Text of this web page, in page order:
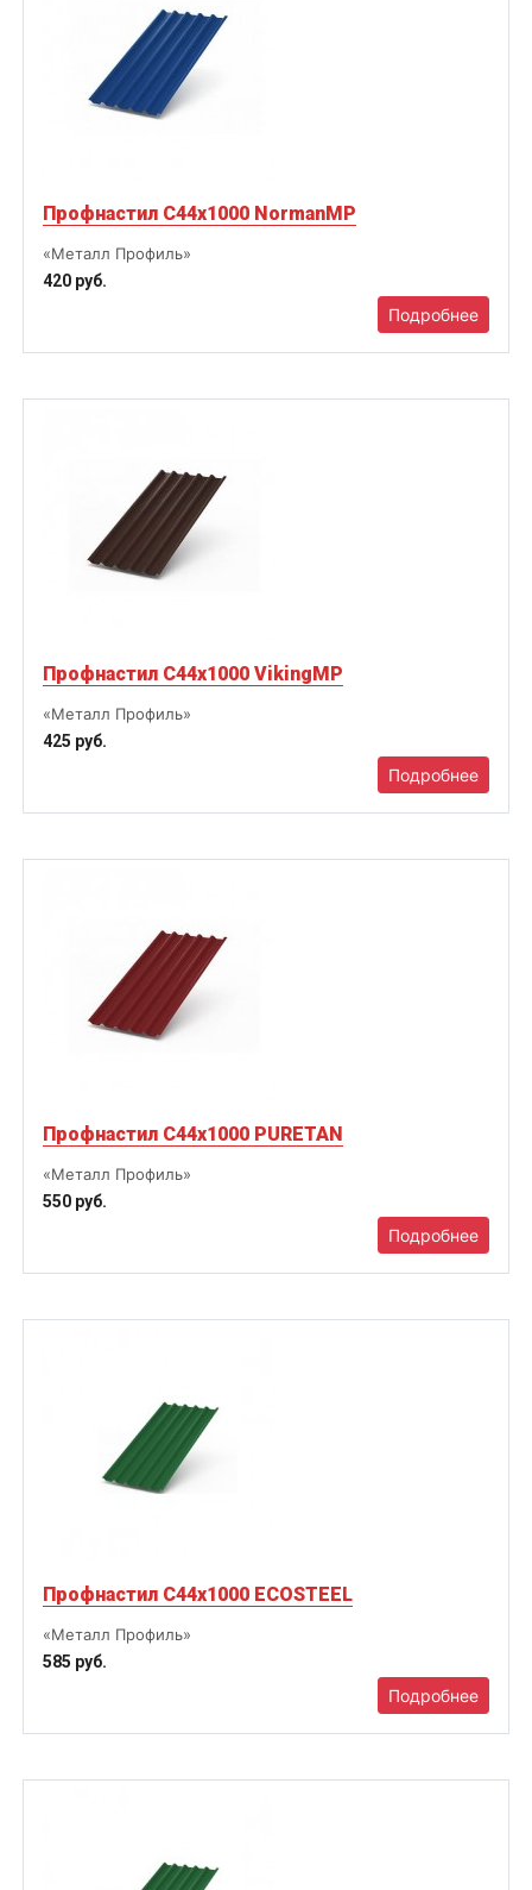
Профнастил С44х1000 NormanMP
«Металл Профиль»
420 руб.
Подробнее
Профнастил С44х1000 VikingMP
«Металл Профиль»
425 руб.
Подробнее
Профнастил С44х1000 PURETAN
«Металл Профиль»
550 руб.
Подробнее
Профнастил С44х1000 ECOSTEEL
«Металл Профиль»
585 руб.
Подробнее